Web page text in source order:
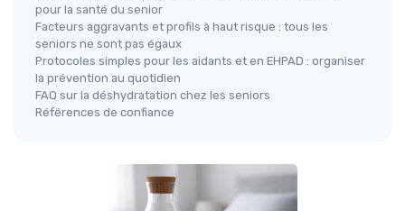
pour la santé du senior
Facteurs aggravants et profils à haut risque : tous les
seniors ne sont pas égaux
Protocoles simples pour les aidants et en EHPAD : organiser
la prévention au quotidien
FAQ sur la déshydratation chez les seniors
Références de confiance